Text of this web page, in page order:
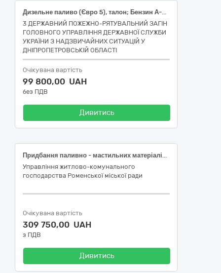
Дизельне паливо (Євро 5), талон; Бензин А-95 (Євро 5), талон
3 ДЕРЖАВНИЙ ПОЖЕЖНО-РЯТУВАЛЬНИЙ ЗАГІН
ГОЛОВНОГО УПРАВЛІННЯ ДЕРЖАВНОЇ СЛУЖБИ
УКРАЇНИ З НАДЗВИЧАЙНИХ СИТУАЦІЙ У
ДНІПРОПЕТРОВСЬКІЙ ОБЛАСТІ
Очікувана вартість
99 800,00 UAH
без ПДВ
Дивитись
Придбання паливно - мастильних матеріалів ( бензин)
Управління житлово-комунального
господарства Роменської міської ради
Очікувана вартість
309 750,00 UAH
з ПДВ
Дивитись